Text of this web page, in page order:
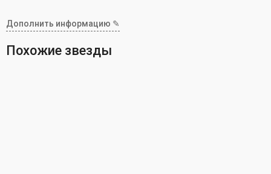
Дополнить информацию ✎
Похожие звезды